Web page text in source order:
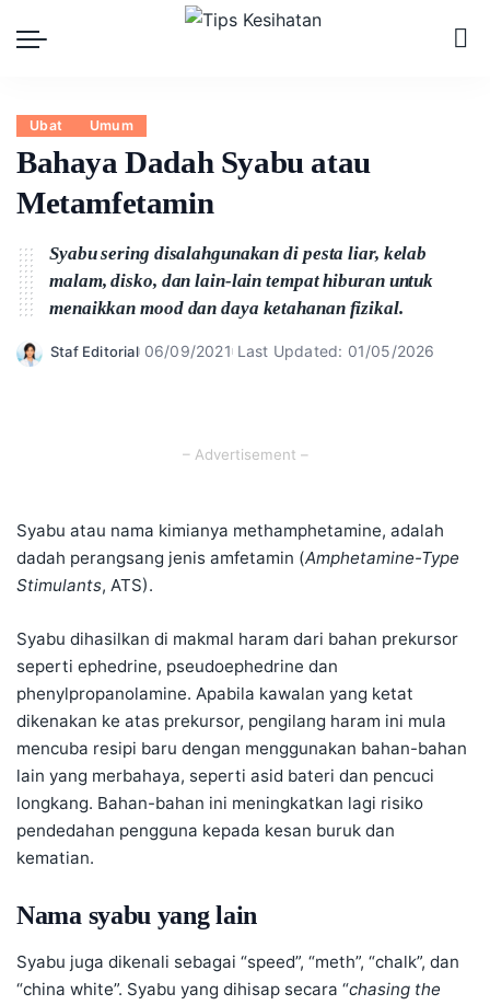
Ubat Umum
Bahaya Dadah Syabu atau
Metamfetamin
Syabu sering disalahgunakan di pesta liar, kelab
malam, disko, dan lain-lain tempat hiburan untuk
menaikkan mood dan daya ketahanan fizikal.
Posted
Staf Editorial 06/09/2021 Last Updated: 01/05/2026
– Advertisement –
Syabu atau nama kimianya methamphetamine, adalah
dadah perangsang jenis amfetamin (Amphetamine-Type
Stimulants, ATS).
Syabu dihasilkan di makmal haram dari bahan prekursor
seperti ephedrine, pseudoephedrine dan
phenylpropanolamine. Apabila kawalan yang ketat
dikenakan ke atas prekursor, pengilang haram ini mula
mencuba resipi baru dengan menggunakan bahan-bahan
lain yang merbahaya, seperti asid bateri dan pencuci
longkang. Bahan-bahan ini meningkatkan lagi risiko
pendedahan pengguna kepada kesan buruk dan
kematian.
Nama syabu yang lain
Syabu juga dikenali sebagai “speed”, “meth”, “chalk”, dan
“china white”. Syabu yang dihisap secara “chasing the